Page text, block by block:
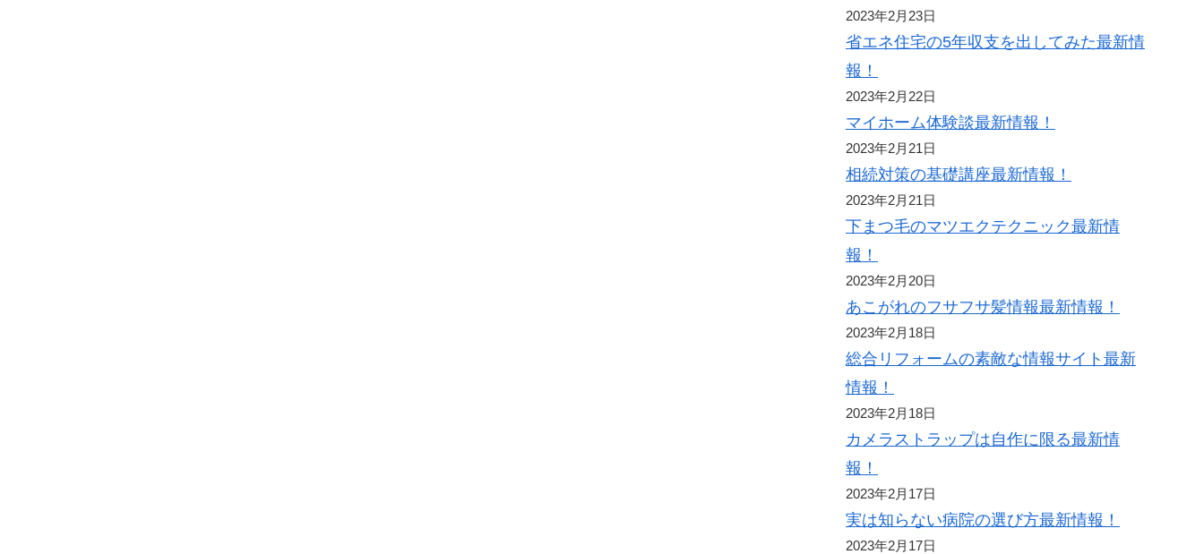
2023年2月23日
省エネ住宅の5年収支を出してみた最新情
報！
2023年2月22日
マイホーム体験談最新情報！
2023年2月21日
相続対策の基礎講座最新情報！
2023年2月21日
下まつ毛のマツエクテクニック最新情
報！
2023年2月20日
あこがれのフサフサ髪情報最新情報！
2023年2月18日
総合リフォームの素敵な情報サイト最新
情報！
2023年2月18日
カメラストラップは自作に限る最新情
報！
2023年2月17日
実は知らない病院の選び方最新情報！
2023年2月17日